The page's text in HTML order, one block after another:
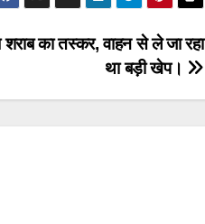
का तस्कर, वाहन से ले जा रहा
था बड़ी खेप।